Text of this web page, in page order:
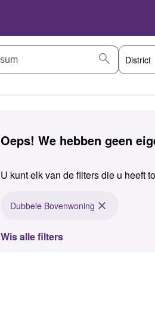
Oeps! We hebben geen
U kunt elk van de filters die u heeft
Dubbele Bovenwoning
Wis alle filters